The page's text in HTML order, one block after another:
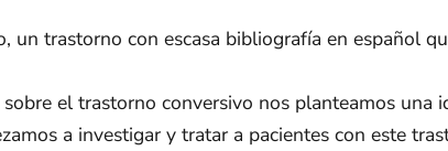
un trastorno con escasa bibliografía en español
el trastorno conversivo nos planteamos una
a investigar y tratar a pacientes con este